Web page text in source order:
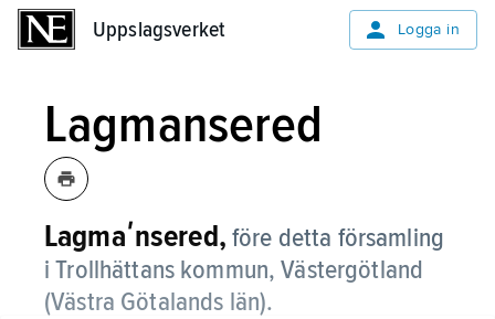
Uppslagsverket Logga in
Lagmansered
Lagmaʹnsered, före detta församling
i Trollhättans kommun, Västergötland
(Västra Götalands län).